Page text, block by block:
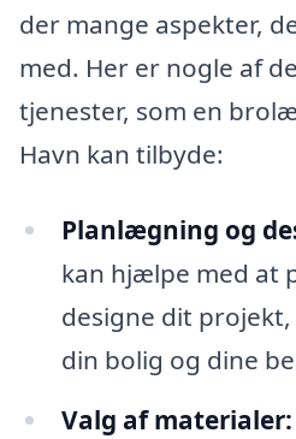
der mange aspekter,
med. Her er nogle af
tjenester, som en
Havn kan tilbyde:
Planlægning og
kan hjælpe med at
designe dit
din bolig og dine
Valg af materialer: